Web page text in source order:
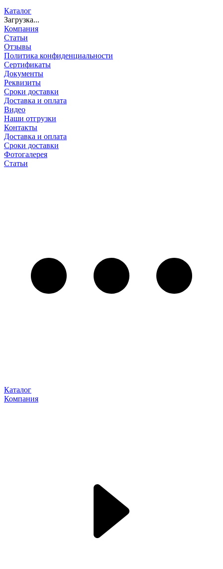
Каталог
Загрузка...
Компания
Статьи
Отзывы
Политика конфиденциальности
Сертификаты
Документы
Реквизиты
Сроки доставки
Доставка и оплата
Видео
Наши отгрузки
Контакты
Доставка и оплата
Сроки доставки
Фотогалерея
Статьи
Каталог
Компания